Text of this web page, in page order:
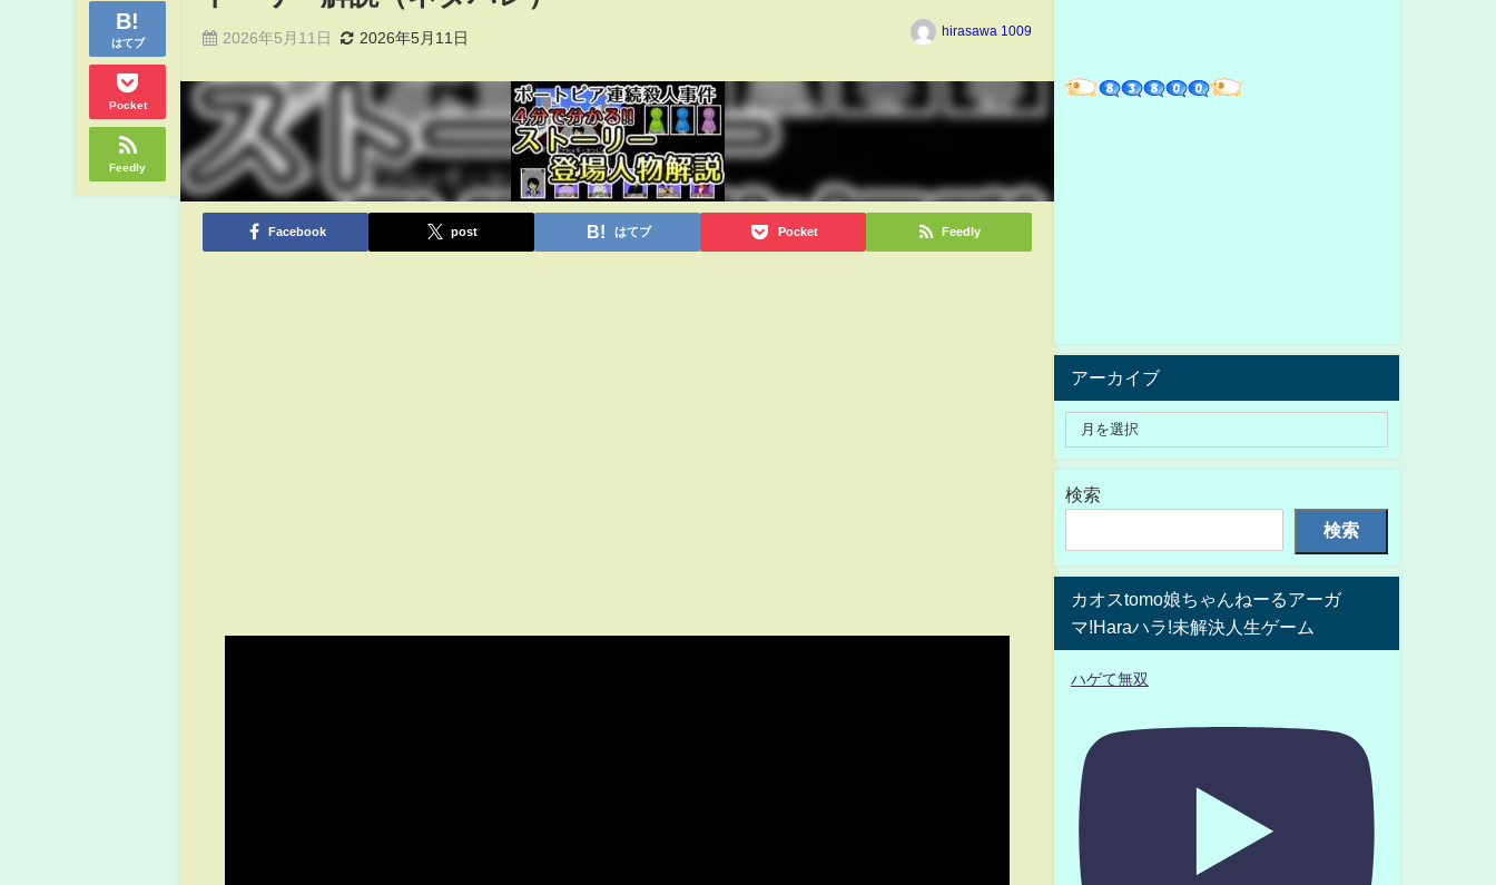
はてブ
Pocket
Feedly
2026年5月11日 2026年5月11日 hirasawa 1009
Facebook post はてブ Pocket Feedly
アーカイブ
検索
検索
カオスtomo娘ちゃんねーるアーガ
マ!Haraハラ!未解決人生ゲーム
ハゲて無双